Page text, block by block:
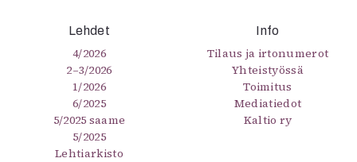
Lehdet
4/2026
2–3/2026
1/2026
6/2025
5/2025 saame
5/2025
Lehtiarkisto
Info
Tilaus ja irtonumerot
Yhteistyössä
Toimitus
Mediatiedot
Kaltio ry